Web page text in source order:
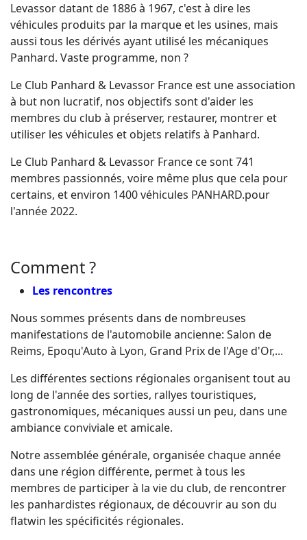
Levassor datant de 1886 à 1967, c'est à dire les
véhicules produits par la marque et les usines, mais
aussi tous les dérivés ayant utilisé les mécaniques
Panhard. Vaste programme, non ?
Le Club Panhard & Levassor France est une association
à but non lucratif, nos objectifs sont d'aider les
membres du club à préserver, restaurer, montrer et
utiliser les véhicules et objets relatifs à Panhard.
Le Club Panhard & Levassor France ce sont 741
membres passionnés, voire même plus que cela pour
certains, et environ 1400 véhicules PANHARD.pour
l'année 2022.
Comment ?
Les rencontres
Nous sommes présents dans de nombreuses
manifestations de l'automobile ancienne: Salon de
Reims, Epoqu'Auto à Lyon, Grand Prix de l'Age d'Or,...
Les différentes sections régionales organisent tout au
long de l'année des sorties, rallyes touristiques,
gastronomiques, mécaniques aussi un peu, dans une
ambiance conviviale et amicale.
Notre assemblée générale, organisée chaque année
dans une région différente, permet à tous les
membres de participer à la vie du club, de rencontrer
les panhardistes régionaux, de découvrir au son du
flatwin les spécificités régionales.